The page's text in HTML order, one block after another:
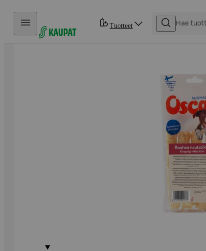
Hyppää sisältöön
Tuotteet